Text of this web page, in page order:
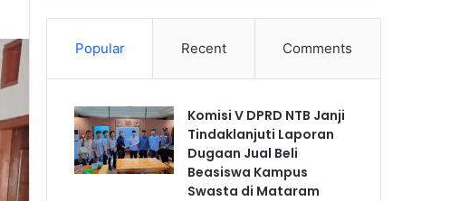
Popular Recent Comments
Komisi V DPRD NTB Janji
Tindaklanjuti Laporan
Dugaan Jual Beli
Beasiswa Kampus
Swasta di Mataram